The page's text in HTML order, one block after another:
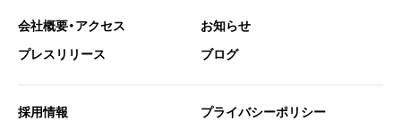
会社概要・アクセス
お知らせ
プレスリリース
ブログ
採用情報
プライバシーポリシー